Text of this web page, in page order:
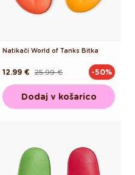
Natikači World of Tanks Bitka
Redna
25.99 €
Akcijska
12.99 € -50%
Dodaj v košarico